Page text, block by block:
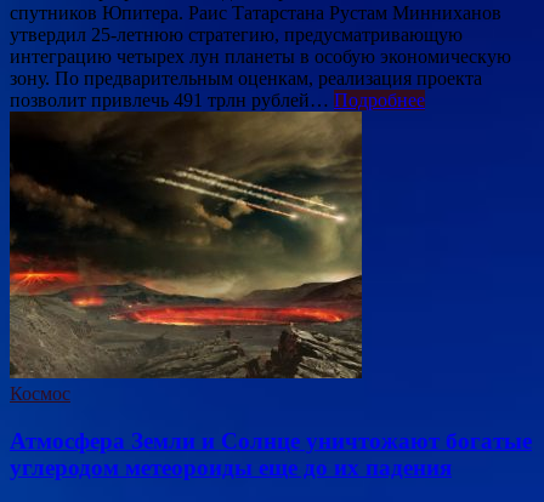
спутников Юпитера. Раис Татарстана Рустам Минниханов
утвердил 25-летнюю стратегию, предусматривающую
интеграцию четырех лун планеты в особую экономическую
зону. По предварительным оценкам, реализация проекта
позволит привлечь 491 трлн рублей… Подробнее
Космос
Атмосфера Земли и Солнце уничтожают богатые
углеродом метеороиды еще до их падения